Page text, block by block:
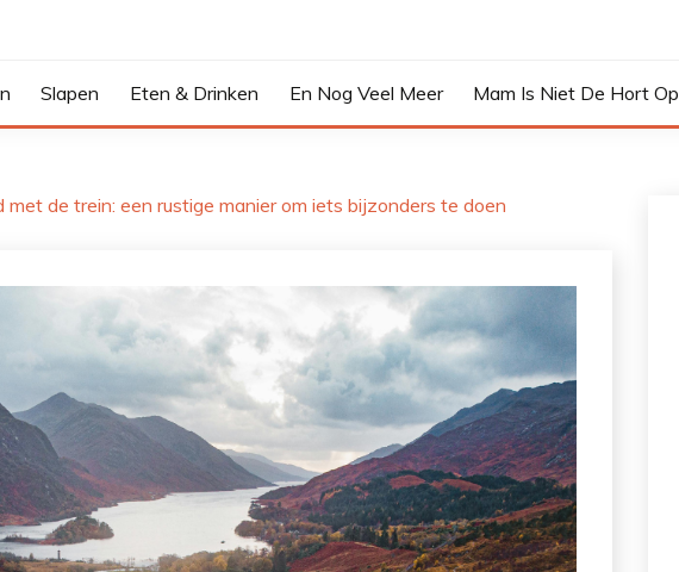
Slapen Eten & Drinken En Nog Veel Meer Mam Is Niet De Hort Op
met de trein: een rustige manier om iets bijzonders te doen